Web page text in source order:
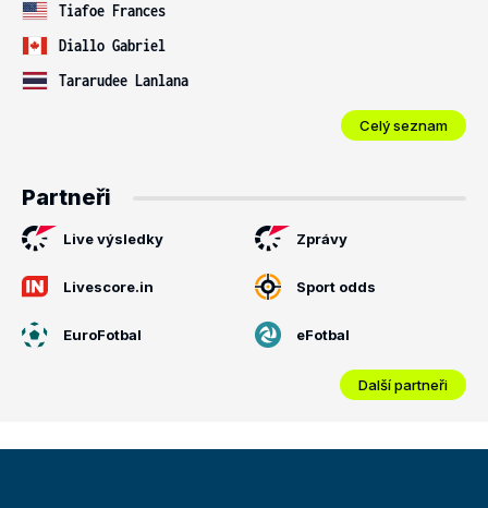
Tiafoe Frances
Diallo Gabriel
Tararudee Lanlana
Celý seznam
Partneři
Live výsledky Zprávy
Livescore.in Sport odds
EuroFotbal eFotbal
Další partneři